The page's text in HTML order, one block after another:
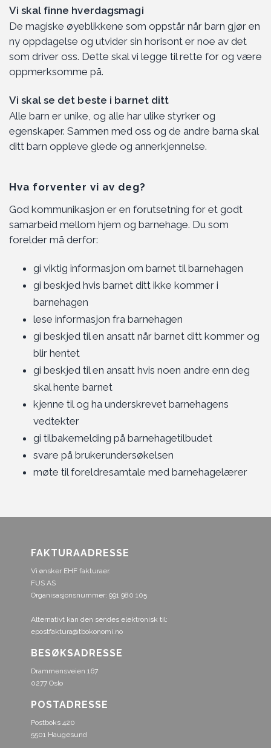
Vi skal finne hverdagsmagi
De magiske øyeblikkene som oppstår når barn gjør en
ny oppdagelse og utvider sin horisont er noe av det
som driver oss. Dette skal vi legge til rette for og være
oppmerksomme på.
Vi skal se det beste i barnet ditt
Alle barn er unike, og alle har ulike styrker og
egenskaper. Sammen med oss og de andre barna skal
ditt barn oppleve glede og annerkjennelse.
Hva forventer vi av deg?
God kommunikasjon er en forutsetning for et godt
samarbeid mellom hjem og barnehage. Du som
forelder må derfor:
gi viktig informasjon om barnet til barnehagen
gi beskjed hvis barnet ditt ikke kommer i
barnehagen
lese informasjon fra barnehagen
gi beskjed til en ansatt når barnet ditt kommer og
blir hentet
gi beskjed til en ansatt hvis noen andre enn deg
skal hente barnet
kjenne til og ha underskrevet barnehagens
vedtekter
gi tilbakemelding på barnehagetilbudet
svare på brukerundersøkelsen
møte til foreldresamtale med barnehagelærer
FAKTURAADRESSE
Vi ønsker EHF fakturaer.
FUS AS
Organisasjonsnummer: 991 980 105
Alternativt kan den sendes elektronisk til:
epostfaktura@tbokonomi.no
BESØKSADRESSE
Drammensveien 167
0277 Oslo
POSTADRESSE
Postboks 420
5501 Haugesund